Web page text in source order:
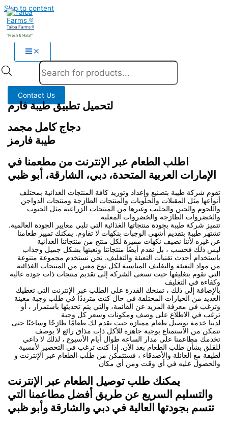
Skip to content
Taiba Farms ®
"Fresh & Halal"
Contact Us
لتحميل تطبيق طيبة فارم
دجاج كامل مجمد
طيبة فارمز
اطلب الطعام عبر الإنترنت من مطعمنا في
الإمارات العربية المتحدة، دبي، الشارقة، أبو ظبي
تقوم شركة طيبة بتصنيع وإعداد وتوريد كافة المنتجات الغذائية بمختلف
أنواعها مثل المقبلات والحلويات والمنتجات الطازجة ومنتجات الدواجن
واللحوم والجبن والحليب وغيرها من المنتجات الزراعية مثل الحبوب
والخضروات الطازجة والخضروات المعلبة
تتميز شركة طيبة بجودة منتجاتها الغذائية التي تلبي معايير الجودة العالمية.
تشتهر طيبة بتقديم أشهى الوجبات بنكهات لا تقاوم. يمكنك تمييز طعامنا
عن غيره لأننا نضيف نكهات مميزة لكل منتج من منتجاتنا الغذائية
ليس ذلك فحسب ، بل نقدم أيضًا منتجاتنا ونعبئها بشكل جميل وجذاب
باستخدام أحدث تقنيات التعبئة والتغليف. نحن نستخدم مجموعة متنوعة
من مواد التعبئة والتغليف المناسبة لكل نوع معين من المنتجات الغذائية
التي نقوم بتغليفها حيث تسعى الشركة إلى تقديم منتجات ذات جودة عالية
وكفاءة في التغليف
بالإضافة إلى ذلك ، تمنحك القدرة على الطلب عبر الإنترنت التي تعطيك
العديد من الخيارات المختلفة في حال كنت مترددًا في طلب وجبة معينة
وترغب في معرفة المزيد عن القائمة، والتي يتم تحديثها باستمرار ، أو
ترغب في الاطلاع على وصف ومكونات وسعر كل وجبة
لدينا خدمة توصيل طعام ممتازة حيث نقدم لك طعامًا طازجًا وساخنًا حتى
تتمكن من الاستمتاع بوجبة جاهزة للأكل ذات مذاق رائع لا يوصف
تخدمك مطاعمنا على مدار الساعة طوال أيام الأسبوع ، لذلك لا داعي
للقلق بشأن طلب الطعام بعد الآن. إذا كنت ترغب في التحضير لأمسية
لطيفة مع العائلة والأصدقاء ، فستتمكن من طلب الطعام عبر الإنترنت و
والحصول عليه في أي وقت ومن أي مكان
يمكنك طلب توصيل الطعام عبر الإنترنت
والتسليم السريع عن طريق أفضل مطاعمنا التي
تتسم بجودتها العالية في دبي والشارقة وأبو ظبي